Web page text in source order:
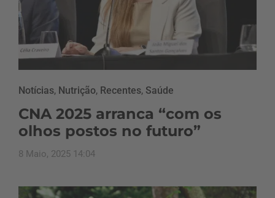
Notícias, Nutrição, Recentes, Saúde
CNA 2025 arranca “com os
olhos postos no futuro”
8 Maio, 2025 14:04